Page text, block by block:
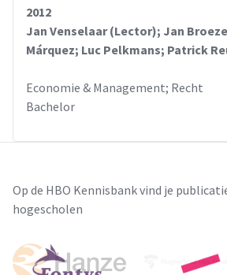
2012
Jan Venselaar (Lector); Jan
Márquez; Luc Pelkmans; Patrick
Economie & Management; Recht
Bachelor
Op de HBO Kennisbank vind je
hogescholen